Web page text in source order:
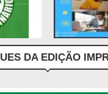
DA EDIÇÃO